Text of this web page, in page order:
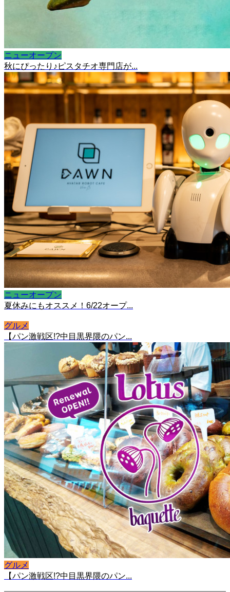
ニューオープン
秋にぴったり♪ピスタチオ専門店が...
ニューオープン
夏休みにもオススメ！6/22オープ...
グルメ
【パン激戦区!?中目黒界隈のパン...
グルメ
【パン激戦区!?中目黒界隈のパン...